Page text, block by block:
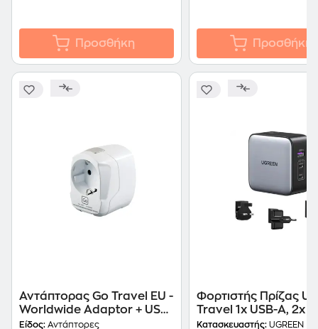
Προσθήκη Προσθήκη
Αντάπτορας Go Travel EU -
Worldwide Adaptor + USB
- Αξεσουάρ ταξιδίου
Είδος: Αντάπτορες
Φορτιστής Πρίζας
Travel 1x USB-Α, 2x
65W - Grey
Κατασκευαστής: UGREEN